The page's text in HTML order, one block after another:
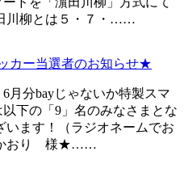
川柳とは５・７・……
カー当選者のお知らせ★
月分bayじゃないか特製スマ
下の「9」名のみなさまとな
います！（ラジオネームでお
かおり 様★……